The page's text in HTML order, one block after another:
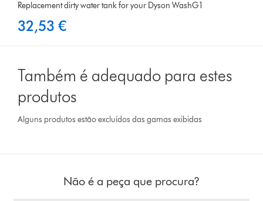
Replacement dirty water tank for your Dyson WashG1
32,53 €
Também é adequado para estes
produtos
Alguns produtos estão excluídos das gamas exibidas
Não é a peça que procura?